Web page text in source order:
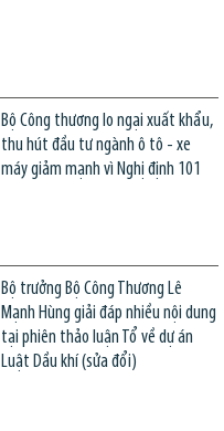
Bộ Công thương lo ngại xuất khẩu,
thu hút đầu tư ngành ô tô - xe
máy giảm mạnh vì Nghị định 101
Bộ trưởng Bộ Công Thương Lê
Mạnh Hùng giải đáp nhiều nội dung
tại phiên thảo luận Tổ về dự án
Luật Dầu khí (sửa đổi)